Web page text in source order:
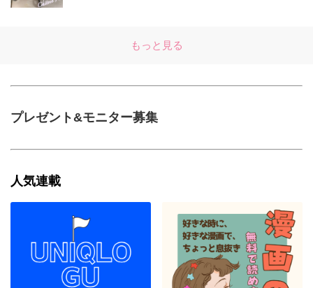
もっと見る
プレゼント&モニター募集
人気連載